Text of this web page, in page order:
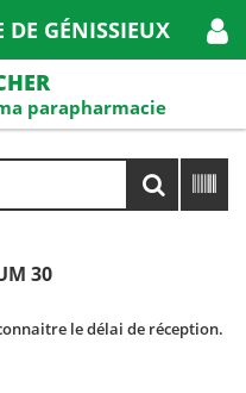
DE GÉNISSIEUX
parapharmacie
30
le délai de réception.